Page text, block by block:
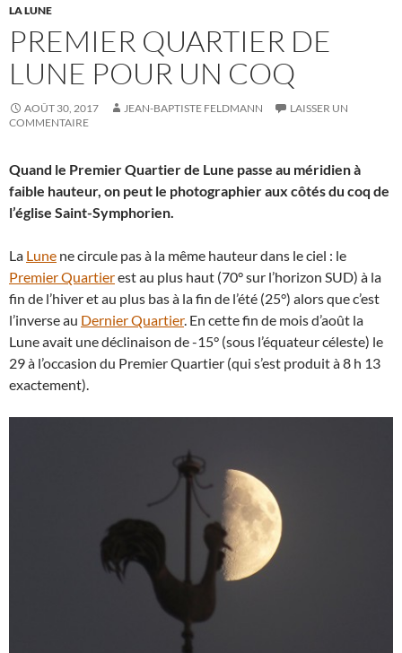
LA LUNE
PREMIER QUARTIER DE
LUNE POUR UN COQ
AOÛT 30, 2017 JEAN-BAPTISTE FELDMANN
LAISSER UN
COMMENTAIRE
Quand le Premier Quartier de Lune passe au méridien à
faible hauteur, on peut le photographier aux côtés du coq de
l’église Saint-Symphorien.
La Lune ne circule pas à la même hauteur dans le ciel : le
Premier Quartierest au plus haut (70° sur l’horizon SUD) à la
fin de l’hiver et au plus bas à la fin de l’été (25°) alors que c’est
l’inverse au Dernier Quartier. En cette fin de mois d’août la
Lune avait une déclinaison de -15° (sous l’équateur céleste) le
29 à l’occasion du Premier Quartier (qui s’est produit à 8 h 13
exactement).